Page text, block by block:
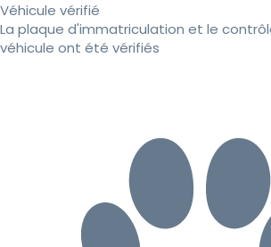
Véhicule vérifié
La plaque d'immatriculation et le
véhicule ont été vérifiés